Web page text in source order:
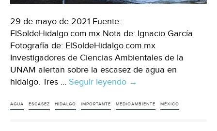
29 de mayo de 2021 Fuente:
ElSoldeHidalgo.com.mx Nota de: Ignacio García
Fotografía de: ElSoldeHidalgo.com.mx
Investigadores de Ciencias Ambientales de la
UNAM alertan sobre la escasez de agua en
hidalgo. Tres … Seguir leyendo Hidalgo-
de
→
AGUA ESCASEZ HIDALGO IMPORTANTE MEDIOAMBIENTE MÉXICO